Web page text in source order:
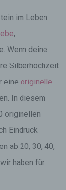
im Leben
,
Wenn deine
Silberhochzeit
eine originelle
In diesem
originellen
Eindruck
ab 20, 30, 40,
haben für